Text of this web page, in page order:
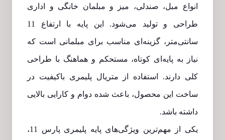
انواع مبل، صندلی، میز و مبلمان خانگی و اداری
طراحی و تولید می‌شود. این پایه با ارتفاع 11
سانتی‌متر، گزینه‌ای مناسب برای مبلمانی است که
نیاز به پایه‌ای کوتاه، مستحکم و هماهنگ با طراحی
کلی دارند. استفاده از متریال پلیمری باکیفیت در
ساخت این محصول، باعث شده دوام و کارایی بالایی
داشته باشد.
یکی از مهم‌ترین ویژگی‌های پایه پلیمری پارس 11،